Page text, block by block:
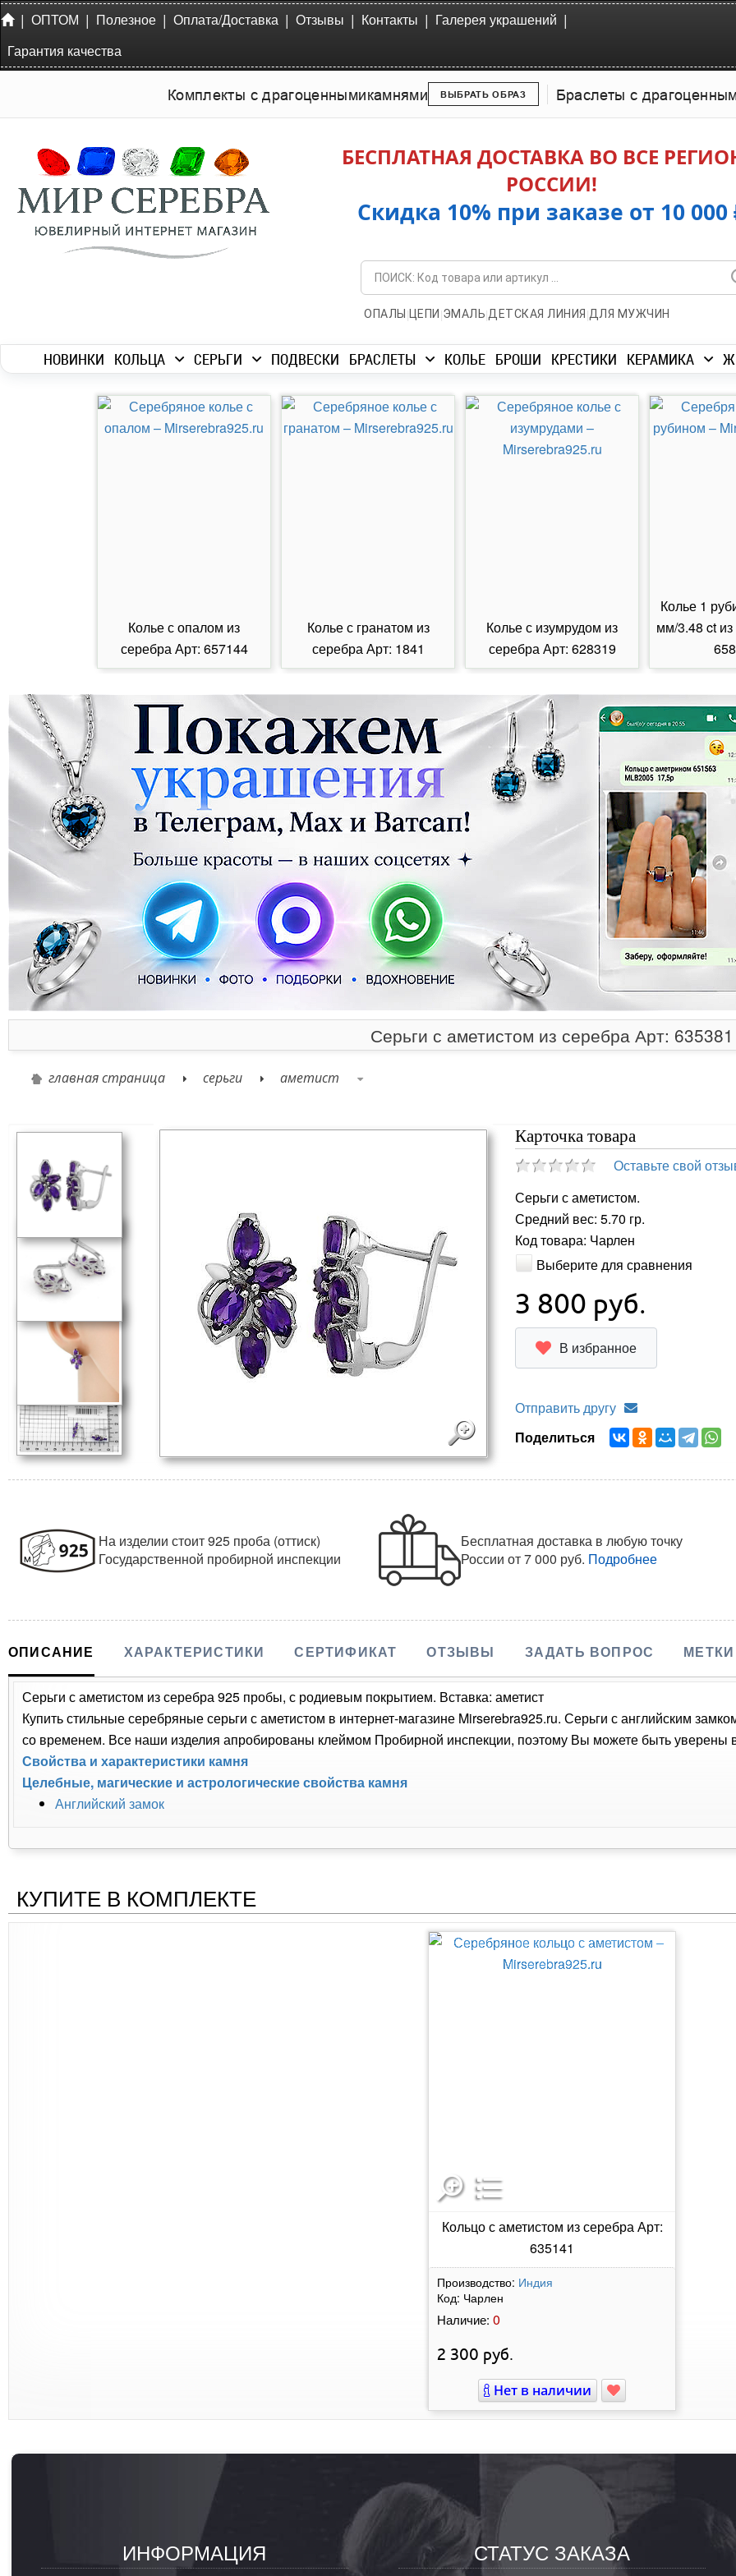
| ОПТОМ | Полезное | Оплата/Доставка | Отзывы | Контакты | Галерея украшений |
Гарантия качества
Комплекты с драгоценнымикамнями ВЫБРАТЬ ОБРАЗ Браслеты с
БЕСПЛАТНАЯ ДОСТАВКА ВО ВСЕ
РОССИИ!
Скидка 10% при заказе от 10 000
ОПАЛЫ | ЦЕПИ |ЭМАЛЬ|ДЕТСКАЯ ЛИНИЯ |ДЛЯ МУЖЧИН
НОВИНКИ КОЛЬЦА СЕРЬГИ ПОДВЕСКИ БРАСЛЕТЫ КОЛЬЕ БРОШИ КРЕСТИКИ КЕРАМИКА
Колье с опалом из
серебра Арт: 657144
Колье с гранатом из
серебра Арт: 1841
Колье с изумрудом из
серебра Арт: 628319
Колье 1
мм/3.48 ct
Серьги с аметистом из серебра Арт: 635381
главная страница серьги аметист
Карточка товара
Оставьте свой
Серьги с аметистом.
Средний вес: 5.70 гр.
Код товара: Чарлен
Выберите для сравнения
3 800 руб.
В избранное
Отправить другу
Поделиться
На изделии стоит 925 проба (оттиск)
Государственной пробирной инспекции
Бесплатная доставка в любую точку
Россииот 7 000 руб. Подробнее
ОПИСАНИЕ ХАРАКТЕРИСТИКИ СЕРТИФИКАТ ОТЗЫВЫ ЗАДАТЬ ВОПРОС МЕТКИ
Серьги с аметистом из серебра 925 пробы, с родиевым покрытием. Вставка: аметист
Купить стильные серебряные серьги с аметистом в интернет-магазине Mirserebra925.ru. Серьги с английским
со временем. Все наши изделия апробированы клеймом Пробирной инспекции, поэтому Вы можете быть уверены
Свойства и характеристики камня
Целебные, магические и астрологические свойства камня
Английский замок
КУПИТЕ В КОМПЛЕКТЕ
Кольцо с аметистом из серебра Арт:
635141
Производство: Индия
Код: Чарлен
Наличие: 0
2 300 руб.
Нет в наличии
ИНФОРМАЦИЯ СТАТУС ЗАКАЗА